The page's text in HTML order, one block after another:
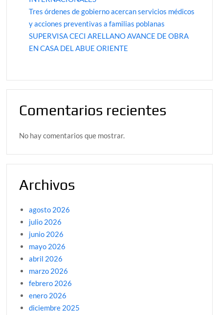
Tres órdenes de gobierno acercan servicios médicos
y acciones preventivas a familias poblanas
SUPERVISA CECI ARELLANO AVANCE DE OBRA
EN CASA DEL ABUE ORIENTE
Comentarios recientes
No hay comentarios que mostrar.
Archivos
agosto 2026
julio 2026
junio 2026
mayo 2026
abril 2026
marzo 2026
febrero 2026
enero 2026
diciembre 2025